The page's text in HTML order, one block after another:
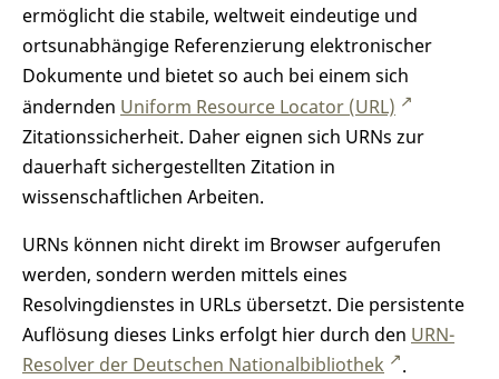
ermöglicht die stabile, weltweit eindeutige und
ortsunabhängige Referenzierung elektronischer
Dokumente und bietet so auch bei einem sich
ändernden Uniform Resource Locator (URL)
Zitationssicherheit. Daher eignen sich URNs zur
dauerhaft sichergestellten Zitation in
wissenschaftlichen Arbeiten.
URNs können nicht direkt im Browser aufgerufen
werden, sondern werden mittels eines
Resolvingdienstes in URLs übersetzt. Die persistente
Auflösung dieses Links erfolgt hier durch den URN-
Resolver der Deutschen Nationalbibliothek
.